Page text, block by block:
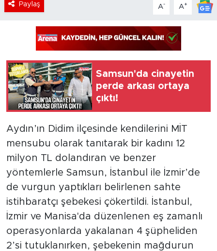
Paylaş A- A+
Samsun'da cinayetin
perde arkası ortaya
çıktı!
Aydın’ın Didim ilçesinde kendilerini MİT
mensubu olarak tanıtarak bir kadını 12
milyon TL dolandıran ve benzer
yöntemlerle Samsun, İstanbul ile İzmir’de
de vurgun yaptıkları belirlenen sahte
istihbaratçı şebekesi çökertildi. İstanbul,
İzmir ve Manisa'da düzenlenen eş zamanlı
operasyonlarda yakalanan 4 şüpheliden
2’si tutuklanırken, şebekenin mağdurun